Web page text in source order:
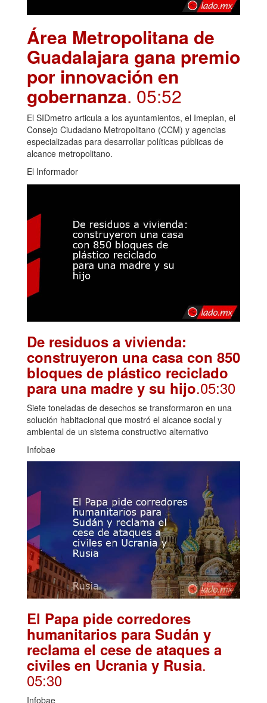
Área Metropolitana de
Guadalajara gana premio
por innovación en
gobernanza. 05:52
El SIDmetro articula a los ayuntamientos, el Imeplan, el
Consejo Ciudadano Metropolitano (CCM) y agencias
especializadas para desarrollar políticas públicas de
alcance metropolitano.
El Informador
De residuos a vivienda:
construyeron una casa con 850
bloques de plástico reciclado
para una madre y su hijo.05:30
Siete toneladas de desechos se transformaron en una
solución habitacional que mostró el alcance social y
ambiental de un sistema constructivo alternativo
Infobae
El Papa pide corredores
humanitarios para Sudán y
reclama el cese de ataques a
civiles en Ucrania y Rusia.
05:30
Infobae